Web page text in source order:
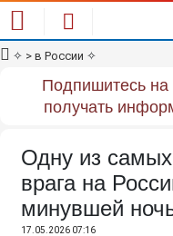
✧ > в России ✧
Подпишитесь на
получать
Одну из
врага на
минувшей
17.05.2026 07:16